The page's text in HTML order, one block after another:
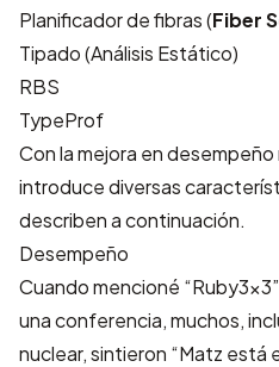
Planificador de fibras (Fiber
Tipado (Análisis Estático)
RBS
TypeProf
Con la mejora en
introduce diversas
describen a continuación.
Desempeño
Cuando mencioné
una conferencia, muchos,
nuclear, sintieron “Matz está